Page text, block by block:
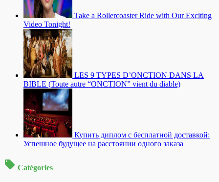
Take a Rollercoaster Ride with Our Exciting
Video Tonight!
LES 9 TYPES D’ONCTION DANS LA
BIBLE (Toute autre “ONCTION” vient du diable)
Купить диплом с бесплатной доставкой:
Успешное будущее на расстоянии одного заказа
Catégories